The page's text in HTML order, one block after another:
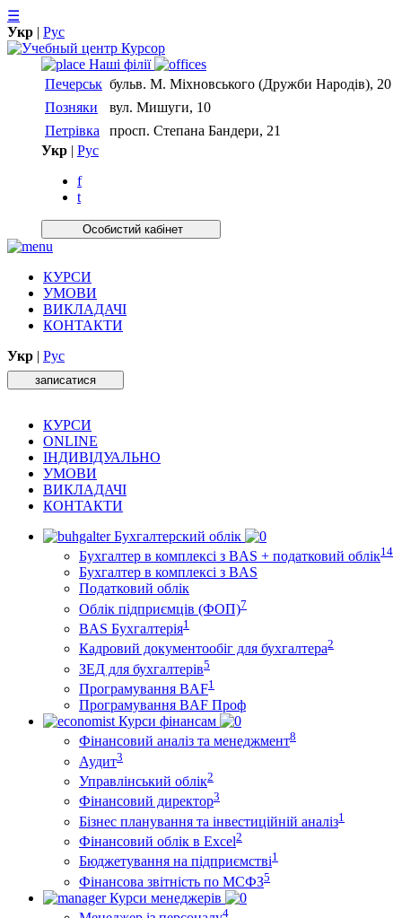
☰
Укр | Рус
Нашi фiлiї
Печерськ бульв. М. Міхновського (Дружби Народів), 20
Позняки
вул. Мишуги, 10
Петрівка
просп. Степана Бандери, 21
Укр | Рус
f
t
Особистий кабiнет
КУРСИ
УМОВИ
ВИКЛАДАЧІ
КОНТАКТИ
Укр | Рус
записатися
КУРСИ
ONLINE
ІНДИВІДУАЛЬНО
УМОВИ
ВИКЛАДАЧІ
КОНТАКТИ
Бухгалтерский облік
Бухгалтер в комплексі з BAS + податковий облік14
Бухгалтер в комплексі з BAS
Податковий облік
Облік підприємців (ФОП)7
BAS Бухгалтерія1
Кадровий документообіг для бухгалтера2
ЗЕД для бухгалтерів5
Програмування BAF1
Програмування BAF Проф
Курси фінансам
Фінансовий аналіз та менеджмент8
Аудит3
Управлінський облік2
Фінансовий директор3
Бізнес планування та інвестиційній аналіз1
Фінансовий облiк в Excel2
Бюджетування на підприємстві1
Фінансова звітність по МСФЗ5
Курси менеджерів
4